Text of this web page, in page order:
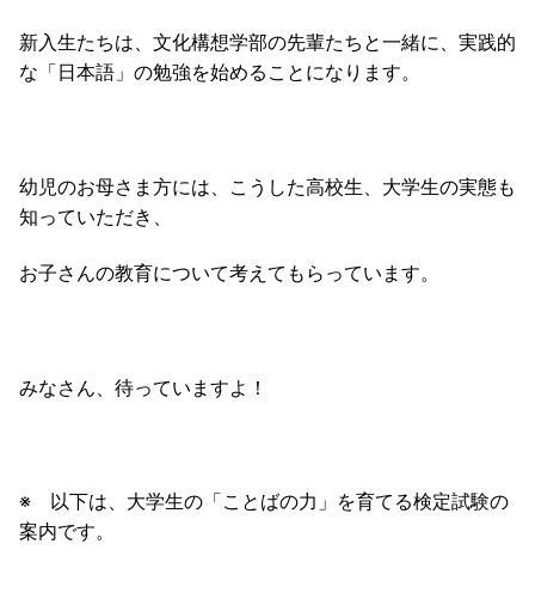
新入生たちは、文化構想学部の先輩たちと一緒に、実践的
な「日本語」の勉強を始めることになります。
幼児のお母さま方には、こうした高校生、大学生の実態も
知っていただき、
お子さんの教育について考えてもらっています。
みなさん、待っていますよ！
※ 以下は、大学生の「ことばの力」を育てる検定試験の
案内です。